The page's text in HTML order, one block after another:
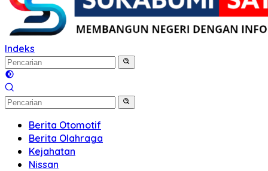
Indeks
Berita Otomotif
Berita Olahraga
Kejahatan
Nissan